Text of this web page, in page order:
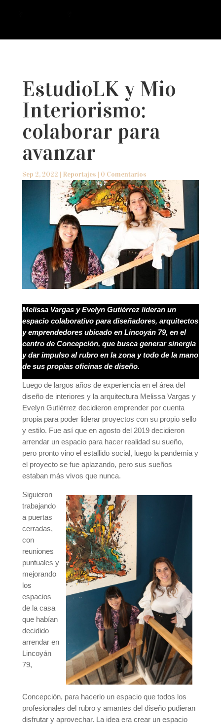
EstudioLK y Mio
Interiorismo:
colaborar para
avanzar
Sep 2, 2022 | Reportajes | 0 Comentarios
Melissa Vargas y Evelyn Gutiérrez lideran un
espacio colaborativo para diseñadores, arquitectos
y emprendedores ubicado en Lincoyán 79, en el
centro de Concepción, que busca generar sinergia
y dar impulso al rubro en la zona y todo de la mano
de sus propias oficinas de diseño.
Luego de largos años de experiencia en el área del
diseño de interiores y la arquitectura Melissa Vargas y
Evelyn Gutiérrez decidieron emprender por cuenta
propia para poder liderar proyectos con su propio sello
y estilo. Fue así que en agosto del 2019 decidieron
arrendar un espacio para hacer realidad su sueño,
pero pronto vino el estallido social, luego la pandemia y
el proyecto se fue aplazando, pero sus sueños
estaban más vivos que nunca.
Siguieron
trabajando
a puertas
cerradas,
con
reuniones
puntuales y
mejorando
los
espacios
de la casa
que habían
decidido
arrendar en
Lincoyán
79,
Concepción, para hacerlo un espacio que todos los
profesionales del rubro y amantes del diseño pudieran
disfrutar y aprovechar. La idea era crear un espacio